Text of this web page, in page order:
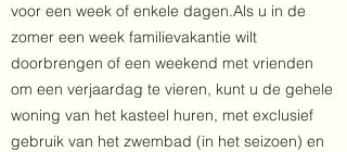
voor een week of enkele dagen.Als u in de
zomer een week familievakantie wilt
doorbrengen of een weekend met vrienden
om een verjaardag te vieren, kunt u de gehele
woning van het kasteel huren, met exclusief
gebruik van het zwembad (in het seizoen) en